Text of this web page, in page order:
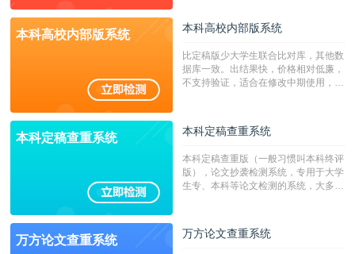
本科高校内部版系统 本科高校内部版系统
比定稿版少大学生联合比对库，其他数
据库一致。出结果快，价格相对低廉，
不支持验证，适合在修改中期使用，定
本科定稿查重系统 本科定稿查重系统
本科定稿查重版（一般习惯叫本科终评
版），论文抄袭检测系统，专用于大学
生专、本科等论文检测的系统，大多数
万方论文查重系统 万方论文查重系统